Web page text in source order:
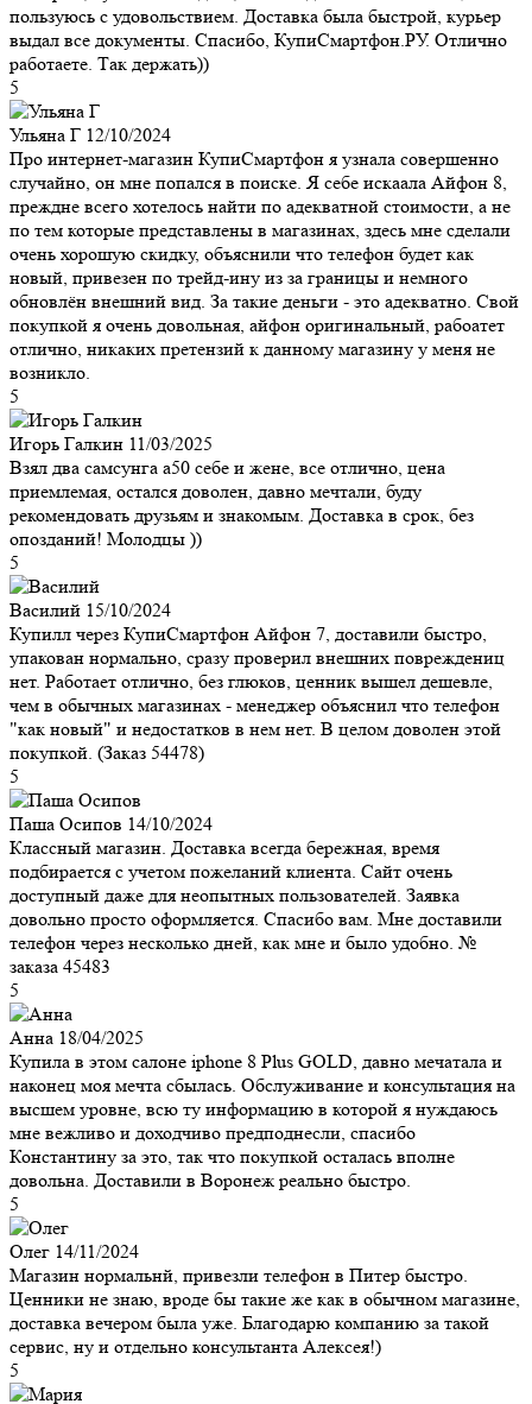
пользуюсь с удовольствием. Доставка была быстрой, курьер
выдал все документы. Спасибо, КупиСмартфон.РУ. Отлично
работаете. Так держать))
5
Ульяна Г 12/10/2024
Про интернет-магазин КупиСмартфон я узнала совершенно
случайно, он мне попался в поиске. Я себе искаала Айфон 8,
преждне всего хотелось найти по адекватной стоимости, а не
по тем которые представлены в магазинах, здесь мне сделали
очень хорошую скидку, объяснили что телефон будет как
новый, привезен по трейд-ину из за границы и немного
обновлён внешний вид. За такие деньги - это адекватно. Свой
покупкой я очень довольная, айфон оригинальный, рабоатет
отлично, никаких претензий к данному магазину у меня не
возникло.
5
Игорь Галкин 11/03/2025
Взял два самсунга а50 себе и жене, все отлично, цена
приемлемая, остался доволен, давно мечтали, буду
рекомендовать друзьям и знакомым. Доставка в срок, без
опозданий! Молодцы ))
5
Василий 15/10/2024
Купилл через КупиСмартфон Айфон 7, доставили быстро,
упакован нормально, сразу проверил внешних повреждениц
нет. Работает отлично, без глюков, ценник вышел дешевле,
чем в обычных магазинах - менеджер объяснил что телефон
"как новый" и недостатков в нем нет. В целом доволен этой
покупкой. (Заказ 54478)
5
Паша Осипов 14/10/2024
Классный магазин. Доставка всегда бережная, время
подбирается с учетом пожеланий клиента. Сайт очень
доступный даже для неопытных пользователей. Заявка
довольно просто оформляется. Спасибо вам. Мне доставили
телефон через несколько дней, как мне и было удобно. №
заказа 45483
5
Анна 18/04/2025
Купила в этом салоне iphone 8 Plus GOLD, давно мечатала и
наконец моя мечта сбылась. Обслуживание и консультация на
высшем уровне, всю ту информацию в которой я нуждаюсь
мне вежливо и доходчиво предподнесли, спасибо
Константину за это, так что покупкой осталась вполне
довольна. Доставили в Воронеж реально быстро.
5
Олег 14/11/2024
Магазин нормальнй, привезли телефон в Питер быстро.
Ценники не знаю, вроде бы такие же как в обычном магазине,
доставка вечером была уже. Благодарю компанию за такой
сервис, ну и отдельно консультанта Алексея!)
5